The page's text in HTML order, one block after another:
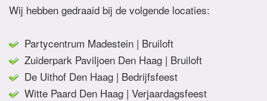
Wij hebben gedraaid bij de volgende locaties:
Partycentrum Madestein | Bruiloft
Zuiderpark Paviljoen Den Haag | Bruiloft
De Uithof Den Haag | Bedrijfsfeest
Witte Paard Den Haag | Verjaardagsfeest